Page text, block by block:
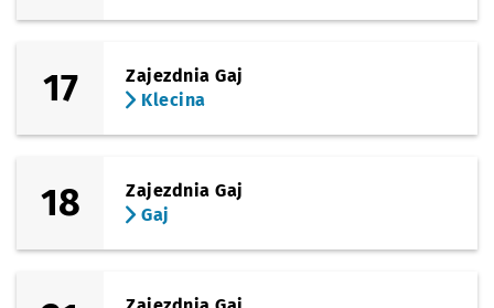
17
Zajezdnia Gaj
Klecina
18
Zajezdnia Gaj
Gaj